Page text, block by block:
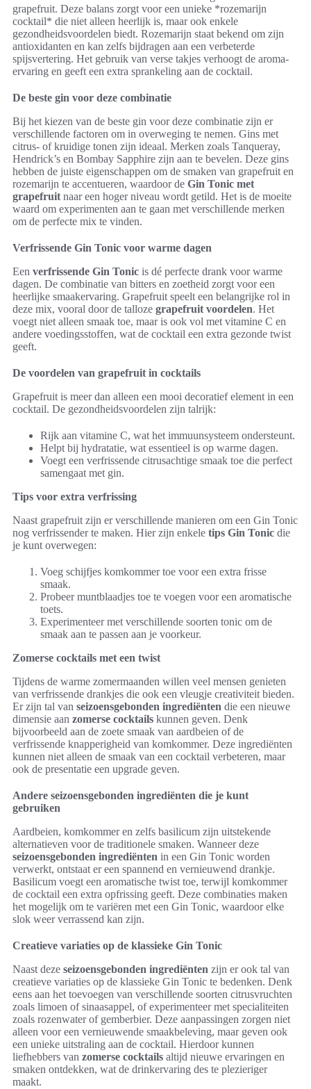
grapefruit. Deze balans zorgt voor een unieke *rozemarijn
cocktail* die niet alleen heerlijk is, maar ook enkele
gezondheidsvoordelen biedt. Rozemarijn staat bekend om zijn
antioxidanten en kan zelfs bijdragen aan een verbeterde
spijsvertering. Het gebruik van verse takjes verhoogt de aroma-
ervaring en geeft een extra sprankeling aan de cocktail.
De beste gin voor deze combinatie
Bij het kiezen van de beste gin voor deze combinatie zijn er
verschillende factoren om in overweging te nemen. Gins met
citrus- of kruidige tonen zijn ideaal. Merken zoals Tanqueray,
Hendrick’s en Bombay Sapphire zijn aan te bevelen. Deze gins
hebben de juiste eigenschappen om de smaken van grapefruit en
rozemarijn te accentueren, waardoor de Gin Tonic met
grapefruit naar een hoger niveau wordt getild. Het is de moeite
waard om experimenten aan te gaan met verschillende merken
om de perfecte mix te vinden.
Verfrissende Gin Tonic voor warme dagen
Een verfrissende Gin Tonic is dé perfecte drank voor warme
dagen. De combinatie van bitters en zoetheid zorgt voor een
heerlijke smaakervaring. Grapefruit speelt een belangrijke rol in
deze mix, vooral door de talloze grapefruit voordelen. Het
voegt niet alleen smaak toe, maar is ook vol met vitamine C en
andere voedingsstoffen, wat de cocktail een extra gezonde twist
geeft.
De voordelen van grapefruit in cocktails
Grapefruit is meer dan alleen een mooi decoratief element in een
cocktail. De gezondheidsvoordelen zijn talrijk:
Rijk aan vitamine C, wat het immuunsysteem ondersteunt.
Helpt bij hydratatie, wat essentieel is op warme dagen.
Voegt een verfrissende citrusachtige smaak toe die perfect
samengaat met gin.
Tips voor extra verfrissing
Naast grapefruit zijn er verschillende manieren om een Gin Tonic
nog verfrissender te maken. Hier zijn enkele tips Gin Tonic die
je kunt overwegen:
Voeg schijfjes komkommer toe voor een extra frisse
smaak.
Probeer muntblaadjes toe te voegen voor een aromatische
toets.
Experimenteer met verschillende soorten tonic om de
smaak aan te passen aan je voorkeur.
Zomerse cocktails met een twist
Tijdens de warme zomermaanden willen veel mensen genieten
van verfrissende drankjes die ook een vleugje creativiteit bieden.
Er zijn tal van seizoensgebonden ingrediënten die een nieuwe
dimensie aan zomerse cocktails kunnen geven. Denk
bijvoorbeeld aan de zoete smaak van aardbeien of de
verfrissende knapperigheid van komkommer. Deze ingrediënten
kunnen niet alleen de smaak van een cocktail verbeteren, maar
ook de presentatie een upgrade geven.
Andere seizoensgebonden ingrediënten die je kunt
gebruiken
Aardbeien, komkommer en zelfs basilicum zijn uitstekende
alternatieven voor de traditionele smaken. Wanneer deze
seizoensgebonden ingrediënten in een Gin Tonic worden
verwerkt, ontstaat er een spannend en vernieuwend drankje.
Basilicum voegt een aromatische twist toe, terwijl komkommer
de cocktail een extra opfrissing geeft. Deze combinaties maken
het mogelijk om te variëren met een Gin Tonic, waardoor elke
slok weer verrassend kan zijn.
Creatieve variaties op de klassieke Gin Tonic
Naast deze seizoensgebonden ingrediënten zijn er ook tal van
creatieve variaties op de klassieke Gin Tonic te bedenken. Denk
eens aan het toevoegen van verschillende soorten citrusvruchten
zoals limoen of sinaasappel, of experimenteer met specialiteiten
zoals rozenwater of gemberbier. Deze aanpassingen zorgen niet
alleen voor een vernieuwende smaakbeleving, maar geven ook
een unieke uitstraling aan de cocktail. Hierdoor kunnen
liefhebbers van zomerse cocktails altijd nieuwe ervaringen en
smaken ontdekken, wat de drinkervaring des te plezieriger
maakt.